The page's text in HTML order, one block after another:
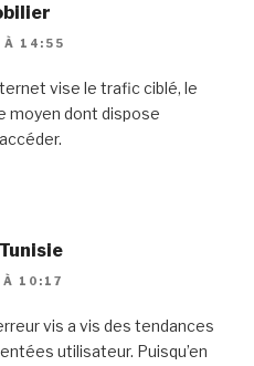
À 14:55
vise le trafic ciblé, le
moyen dont dispose
À 10:17
vis a vis des tendances
utilisateur. Puisqu’en